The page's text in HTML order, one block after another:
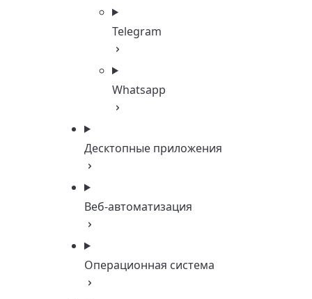
Telegram
Whatsapp
Десктопные приложения
Веб-автоматизация
Операционная система